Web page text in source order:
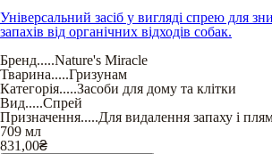
Універсальний засіб у вигляді спрею для
запахів від органічних відходів собак.
Бренд.....Nature's Miracle
Тварина.....Гризунам
Категорія.....Засоби для дому та клітки
Вид.....Спрей
Призначення.....Для видалення запаху і
709 мл
831,00₴